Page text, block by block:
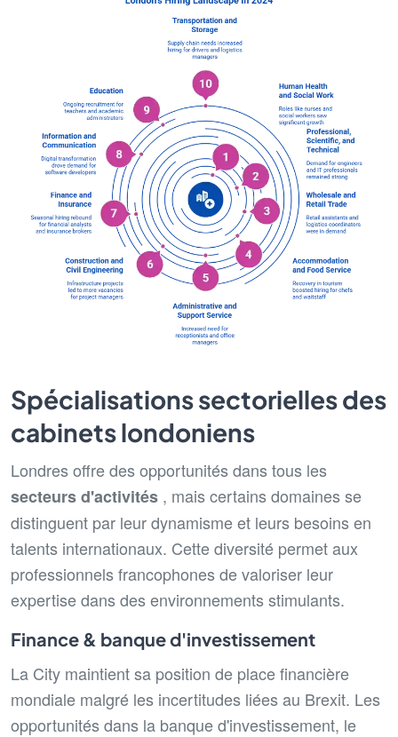
Spécialisations sectorielles des
cabinets londoniens
Londres offre des opportunités dans tous les
secteurs d'activités , mais certains domaines se
distinguent par leur dynamisme et leurs besoins en
talents internationaux. Cette diversité permet aux
professionnels francophones de valoriser leur
expertise dans des environnements stimulants.
Finance & banque d'investissement
La City maintient sa position de place financière
mondiale malgré les incertitudes liées au Brexit. Les
opportunités dans la banque d'investissement, le